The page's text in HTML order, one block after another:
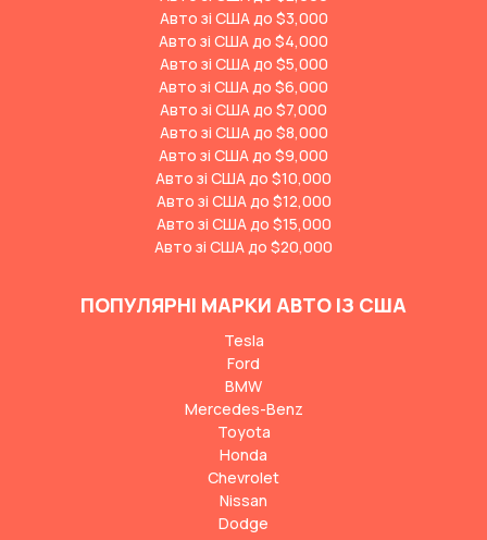
Авто зі США до $3,000
Авто зі США до $4,000
Авто зі США до $5,000
Авто зі США до $6,000
Авто зі США до $7,000
Авто зі США до $8,000
Авто зі США до $9,000
Авто зі США до $10,000
Авто зі США до $12,000
Авто зі США до $15,000
Авто зі США до $20,000
ПОПУЛЯРНІ МАРКИ АВТО ІЗ США
Tesla
Ford
BMW
Mercedes-Benz
Toyota
Honda
Chevrolet
Nissan
Dodge